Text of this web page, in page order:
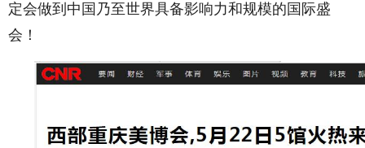
定会做到中国乃至世界具备影响力和规模的国际盛
会！